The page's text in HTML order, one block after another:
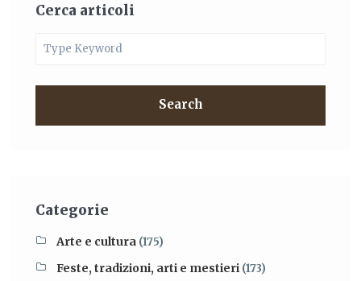
Cerca articoli
Search
Categorie
Arte e cultura (175)
Feste, tradizioni, arti e mestieri (173)